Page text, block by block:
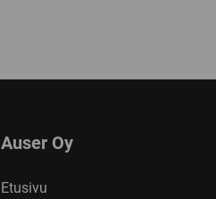
Auser Oy
Etusivu